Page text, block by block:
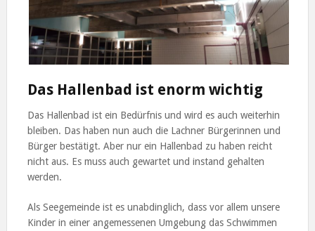
Das Hallenbad ist enorm wichtig
Das Hallenbad ist ein Bedürfnis und wird es auch weiterhin
bleiben. Das haben nun auch die Lachner Bürgerinnen und
Bürger bestätigt. Aber nur ein Hallenbad zu haben reicht
nicht aus. Es muss auch gewartet und instand gehalten
werden.
Als Seegemeinde ist es unabdinglich, dass vor allem unsere
Kinder in einer angemessenen Umgebung das Schwimmen